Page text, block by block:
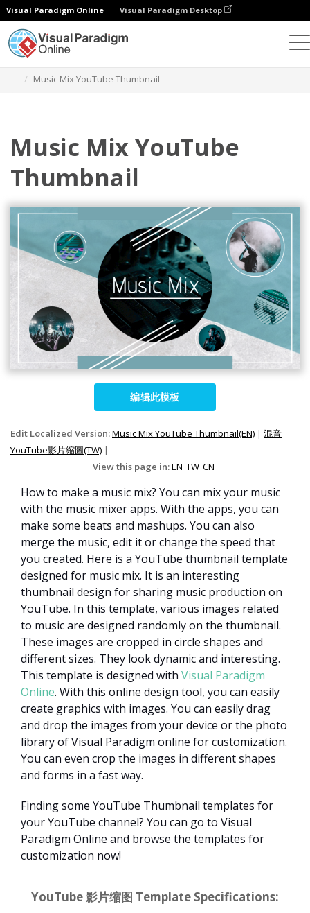
Visual Paradigm Online Visual Paradigm Desktop
Music Mix YouTube Thumbnail
Music Mix YouTube
Thumbnail
编辑此模板
Edit Localized Version:Music Mix YouTube Thumbnail(EN) | 混音
YouTube影片縮圖(TW) |
View this page in:EN TW CN
How to make a music mix? You can mix your music
with the music mixer apps. With the apps, you can
make some beats and mashups. You can also
merge the music, edit it or change the speed that
you created. Here is a YouTube thumbnail template
designed for music mix. It is an interesting
thumbnail design for sharing music production on
YouTube. In this template, various images related
to music are designed randomly on the thumbnail.
These images are cropped in circle shapes and
different sizes. They look dynamic and interesting.
This template is designed with Visual Paradigm
Online. With this online design tool, you can easily
create graphics with images. You can easily drag
and drop the images from your device or the photo
library of Visual Paradigm online for customization.
You can even crop the images in different shapes
and forms in a fast way.
Finding some YouTube Thumbnail templates for
your YouTube channel? You can go to Visual
Paradigm Online and browse the templates for
customization now!
YouTube 影片缩图 Template Specifications: